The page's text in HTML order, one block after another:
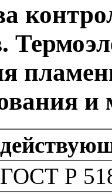
ГОСТ Р